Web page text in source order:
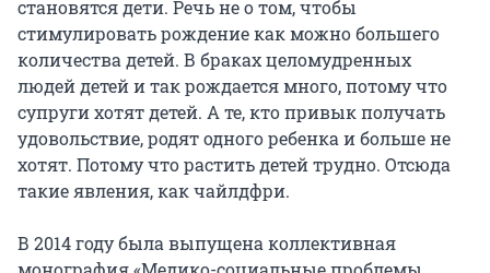
становятся дети. Речь не о том, чтобы
стимулировать рождение как можно большего
количества детей. В браках целомудренных
людей детей и так рождается много, потому что
супруги хотят детей. А те, кто привык получать
удовольствие, родят одного ребенка и больше не
хотят. Потому что растить детей трудно. Отсюда
такие явления, как чайлдфри.
В 2014 году была выпущена коллективная